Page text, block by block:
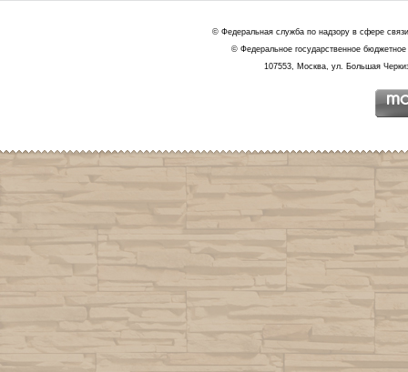
© Федеральная служба по надзору в сфере
© Федеральное государственное
107553, Москва, ул. Большая